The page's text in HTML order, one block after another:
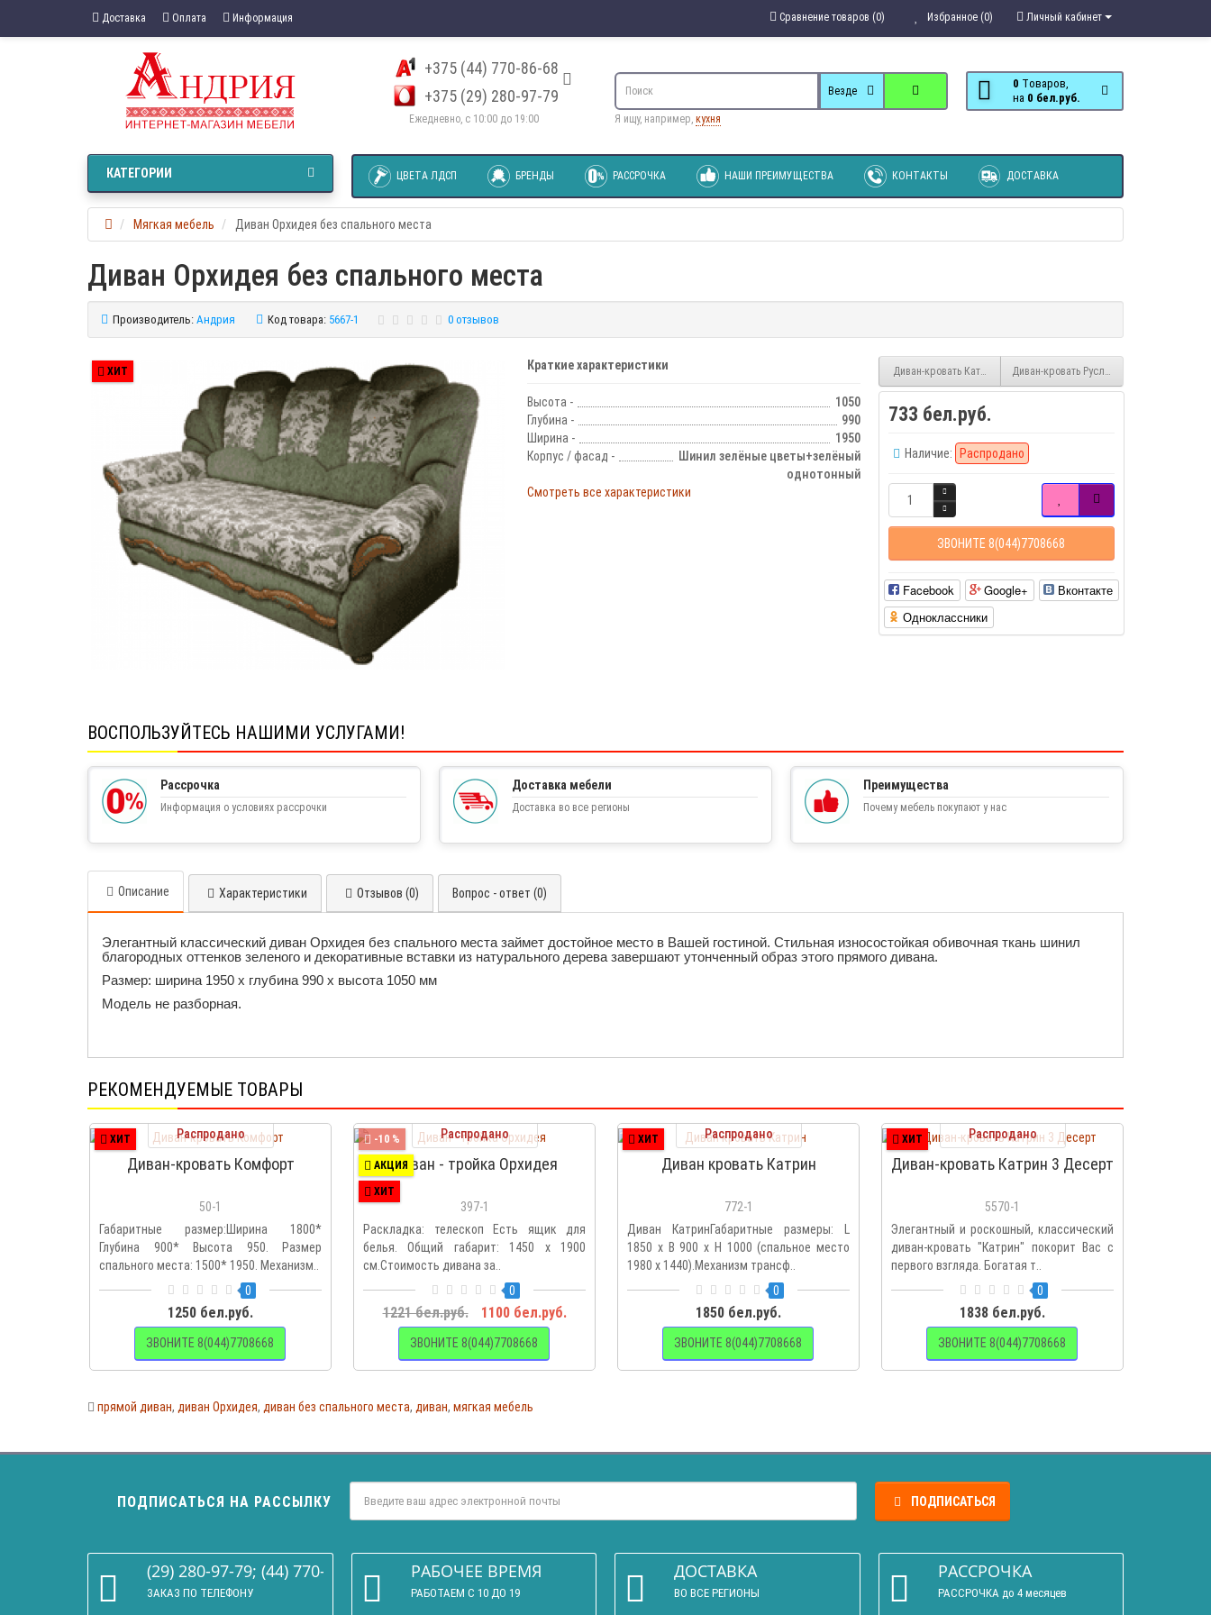
Доставка Оплата Информация Личный кабинет
Избранное (0)
Сравнение товаров (0)
+375 (44) 770-86-68
+375 (29) 280-97-79
Ежедневно, с 10:00 до 19:00
0 Tоваров,
на
0 бел.руб.
Везде
Я ищу, например, кухня
ЦВЕТА ЛДСП БРЕНДЫ РАССРОЧКА НАШИ ПРЕИМУЩЕСТВА КОНТАКТЫ ДОСТАВКА
КАТЕГОРИИ
Мягкая мебель Диван Орхидея без спального места
Диван Орхидея без спального места
Производитель: Андрия Код товара: 5667-1 0 отзывов
ХИТ Краткие характеристики
Высота -
1050
Глубина -
990
Ширина -
1950
Корпус / фасад -
Шинил зелёные цветы+зелёный
однотонный
Смотреть все характеристики
Диван-кровать Катрин 3 ДесертДиван-кровать Руслана
733 бел.руб.
Наличие: Распродано
ЗВОНИТЕ 8(044)7708668
Facebook Google+
Вконтакте
Одноклассники
ВОСПОЛЬЗУЙТЕСЬ НАШИМИ УСЛУГАМИ!
Рассрочка
Информация о условиях рассрочки
Доставка мебели
Доставка во все регионы
Преимущества
Почему мебель покупают у нас
Описание Характеристики Отзывов (0) Вопрос - ответ (0)
Элегантный классический диван Орхидея без спального места займет достойное место в Вашей гостиной. Стильная износостойкая обивочная ткань шинил
благородных оттенков зеленого и декоративные вставки из натурального дерева завершают утонченный образ этого прямого дивана.
Размер: ширина 1950 х глубина 990 х высота 1050 мм
Модель не разборная.
РЕКОМЕНДУЕМЫЕ ТОВАРЫ
ХИТ Распродано
Диван-кровать Комфорт
50-1
Габаритные размер:Ширина 1800*
Глубина 900* Высота 950. Размер
спального места: 1500* 1950. Механизм..
0
1250 бел.руб.
ЗВОНИТЕ 8(044)7708668
-10 %
АКЦИЯ
ХИТ
Распродано
Диван - тройка Орхидея
397-1
Раскладка: телескоп Есть ящик для
белья. Общий габарит: 1450 x 1900
см.Стоимость дивана за..
0
1221 бел.руб. 1100 бел.руб.
ЗВОНИТЕ 8(044)7708668
ХИТ Распродано
Диван кровать Катрин
772-1
Диван КатринГабаритные размеры: L
1850 x B 900 x H 1000 (спальное место
1980 x 1440).Механизм трансф..
0
1850 бел.руб.
ЗВОНИТЕ 8(044)7708668
ХИТ Распродано
Диван-кровать Катрин 3 Десерт
5570-1
Элегантный и роскошный, классический
диван-кровать "Катрин" покорит Вас с
первого взгляда. Богатая т..
0
1838 бел.руб.
ЗВОНИТЕ 8(044)7708668
прямой диван, диван Орхидея, диван без спального места, диван, мягкая мебель
ПОДПИСАТЬСЯ НА РАССЫЛКУ ПОДПИСАТЬСЯ
(29) 280-97-79; (44) 770-86-68
ЗАКАЗ ПО ТЕЛЕФОНУ
РАБОЧЕЕ ВРЕМЯ
РАБОТАЕМ С 10 ДО 19
ДОСТАВКА
ВО ВСЕ РЕГИОНЫ
РАССРОЧКА
РАССРОЧКА до 4 месяцев